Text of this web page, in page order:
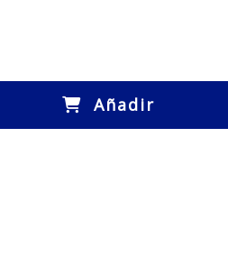
Añadir